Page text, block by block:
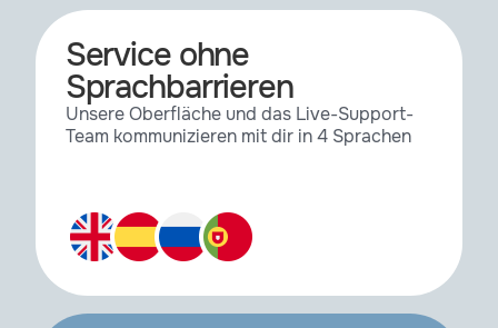
RE:Flex
RE:Grade 1.3.1
RE:Map
Service ohne
Sprachbarrieren
Unsere Oberfläche und das Live-Support-
Team kommunizieren mit dir in 4 Sprachen